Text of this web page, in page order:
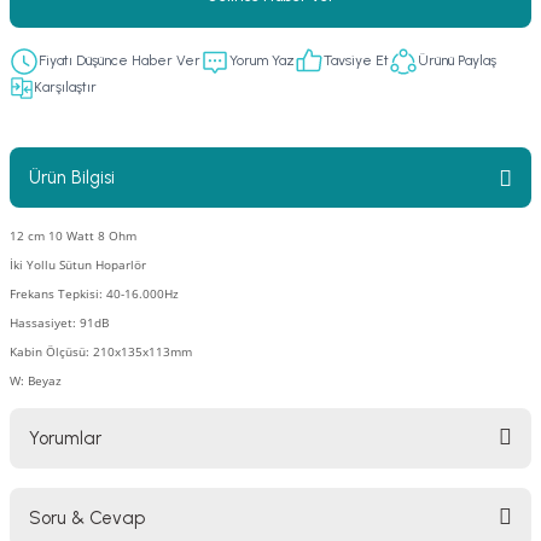
Devre Mebran
Mikrofonları
Sistemleri
Paketleri
Paketleri
Fiyatı Düşünce Haber Ver Yorum Yaz Tavsiye Et
Ürünü Paylaş
Karşılaştır
Ürün Bilgisi
12 cm 10 Watt 8 Ohm
İki Yollu Sütun Hoparlör
Frekans Tepkisi: 40-16.000Hz
Hassasiyet: 91dB
Kabin Ölçüsü: 210x135x113mm
W: Beyaz
Yorumlar
Soru & Cevap